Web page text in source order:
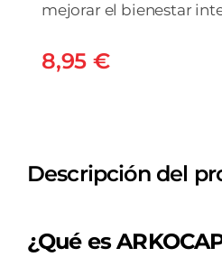
mejorar el bienestar
8,95 €
Descripción del
¿Qué es